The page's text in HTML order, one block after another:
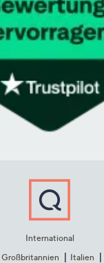
International
Großbritannien Italien